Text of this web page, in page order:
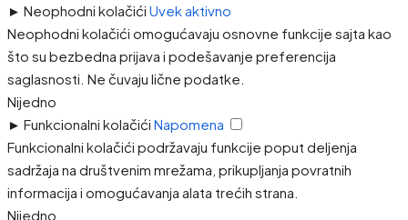
► Neophodni kolačići Uvek aktivno
Neophodni kolačići omogućavaju osnovne funkcije sajta kao
što su bezbedna prijava i podešavanje preferencija
saglasnosti. Ne čuvaju lične podatke.
Nijedno
► Funkcionalni kolačići Napomena
Funkcionalni kolačići podržavaju funkcije poput deljenja
sadržaja na društvenim mrežama, prikupljanja povratnih
informacija i omogućavanja alata trećih strana.
Nijedno